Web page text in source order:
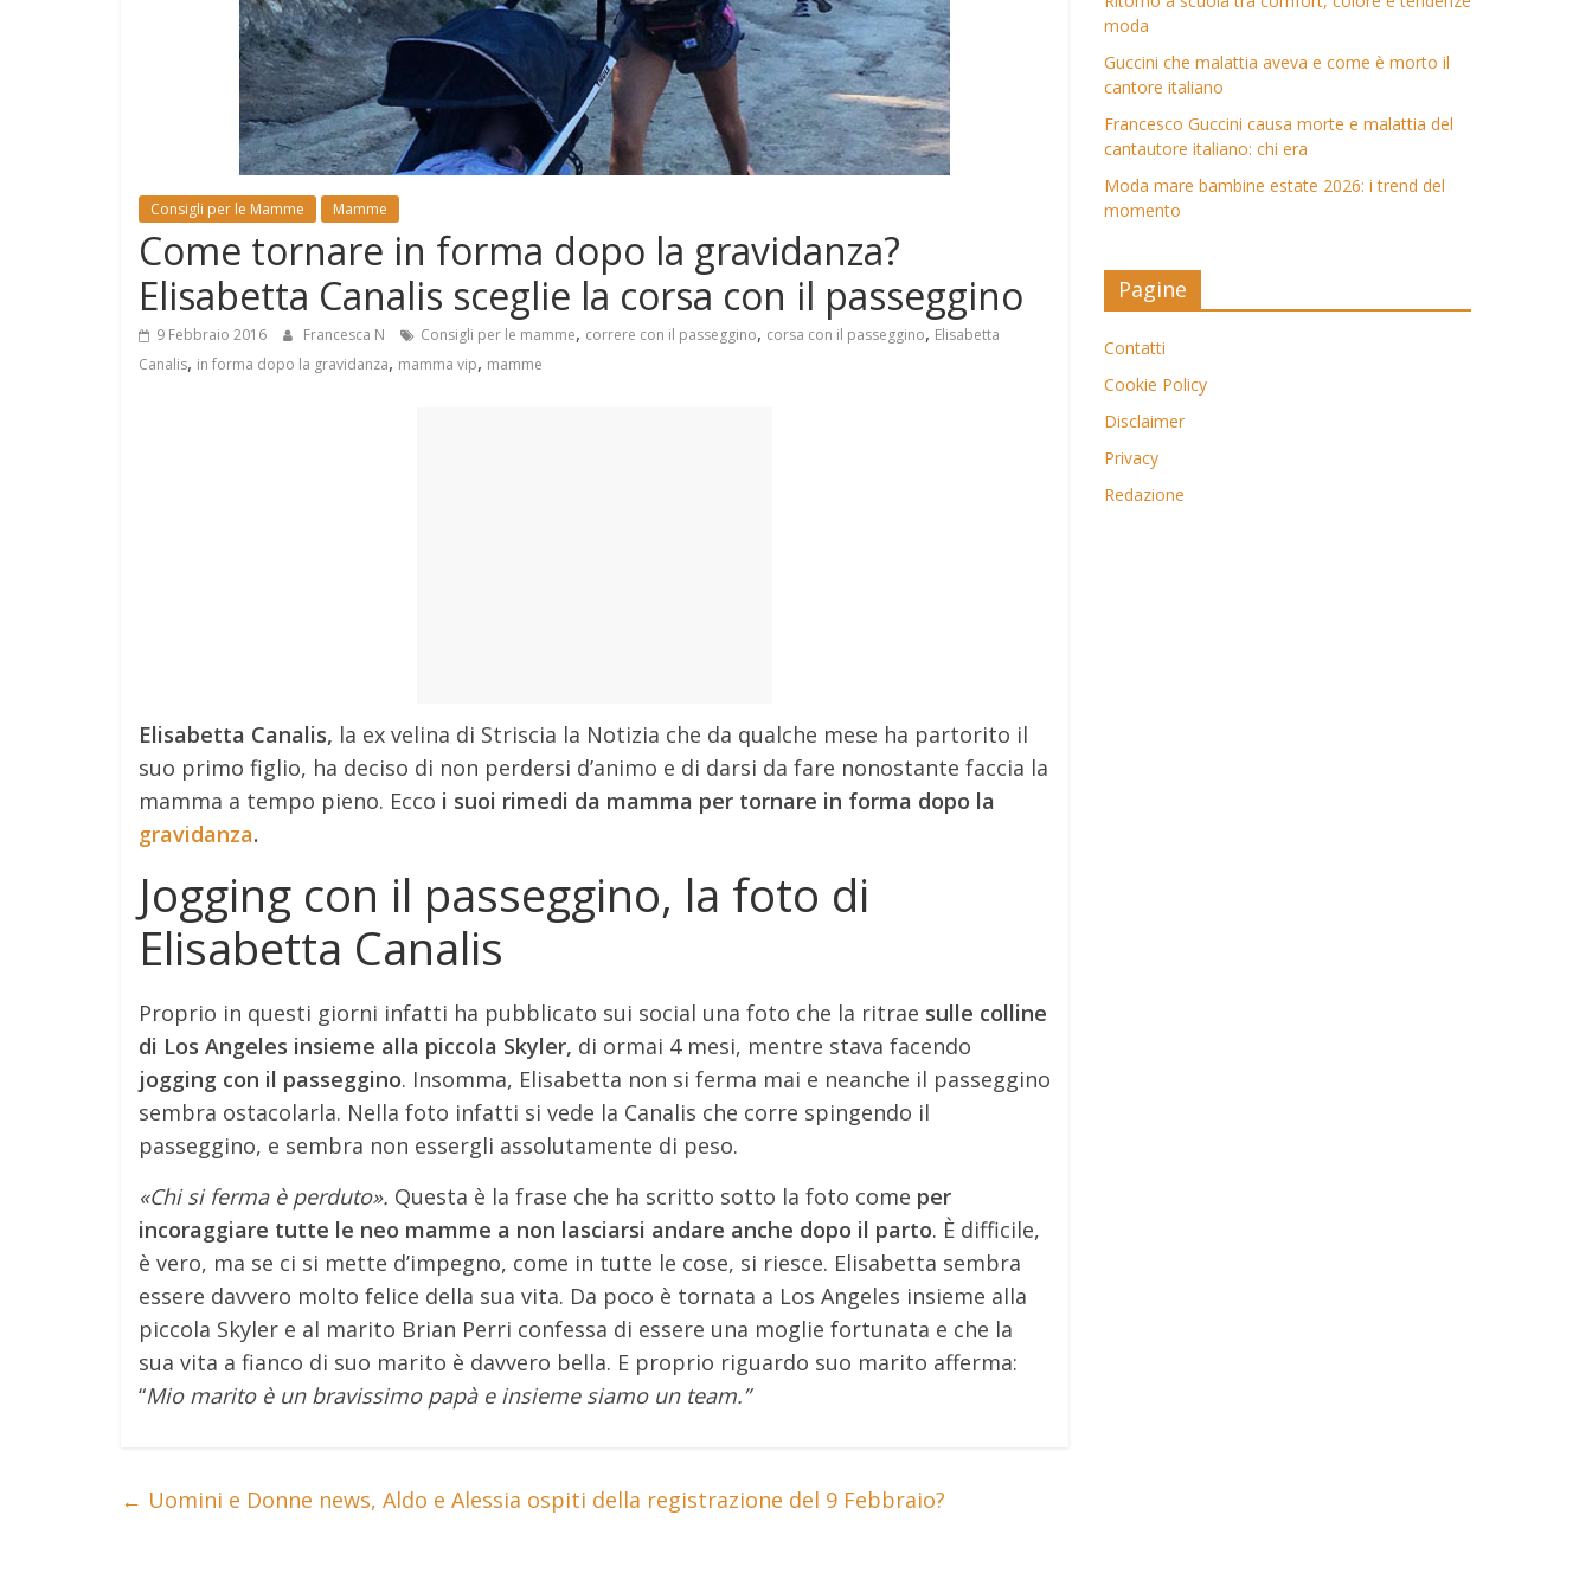
Consigli per le Mamme Mamme
Come tornare in forma dopo la gravidanza?
Elisabetta Canalis sceglie la corsa con il passeggino
9 Febbraio 2016 Francesca N Consigli per le mamme, correre con il passeggino, corsa con il passeggino, Elisabetta
Canalis, in forma dopo la gravidanza, mamma vip, mamme
Elisabetta Canalis, la ex velina di Striscia la Notizia che da qualche mese ha partorito il
suo primo figlio, ha deciso di non perdersi d’animo e di darsi da fare nonostante faccia la
mamma a tempo pieno. Ecco i suoi rimedi da mamma per tornare in forma dopo la
gravidanza.
Jogging con il passeggino, la foto di
Elisabetta Canalis
Proprio in questi giorni infatti ha pubblicato sui social una foto che la ritrae sulle colline
di Los Angeles insieme alla piccola Skyler, di ormai 4 mesi, mentre stava facendo
jogging con il passeggino. Insomma, Elisabetta non si ferma mai e neanche il passeggino
sembra ostacolarla. Nella foto infatti si vede la Canalis che corre spingendo il
passeggino, e sembra non essergli assolutamente di peso.
«Chi si ferma è perduto». Questa è la frase che ha scritto sotto la foto come per
incoraggiare tutte le neo mamme a non lasciarsi andare anche dopo il parto. È difficile,
è vero, ma se ci si mette d’impegno, come in tutte le cose, si riesce. Elisabetta sembra
essere davvero molto felice della sua vita. Da poco è tornata a Los Angeles insieme alla
piccola Skyler e al marito Brian Perri confessa di essere una moglie fortunata e che la
sua vita a fianco di suo marito è davvero bella. E proprio riguardo suo marito afferma:
“Mio marito è un bravissimo papà e insieme siamo un team.”
← Uomini e Donne news, Aldo e Alessia ospiti della registrazione del 9 Febbraio?
moda
Guccini che malattia aveva e come è morto il
cantore italiano
Francesco Guccini causa morte e malattia del
cantautore italiano: chi era
Moda mare bambine estate 2026: i trend del
momento
Pagine
Contatti
Cookie Policy
Disclaimer
Privacy
Redazione